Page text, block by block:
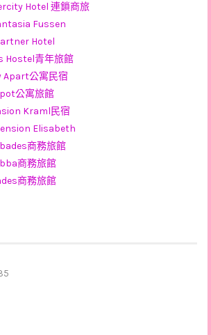
Hotel 連鎖商旅
Fussen
Hotel
Hostel青年旅館
Apart公寓民宿
公寓旅館
Kraml民宿
Elisabeth
商務旅館
商務旅館
商務旅館